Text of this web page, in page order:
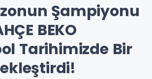
Şampiyonu
BEKO
Tarihimizde Bir